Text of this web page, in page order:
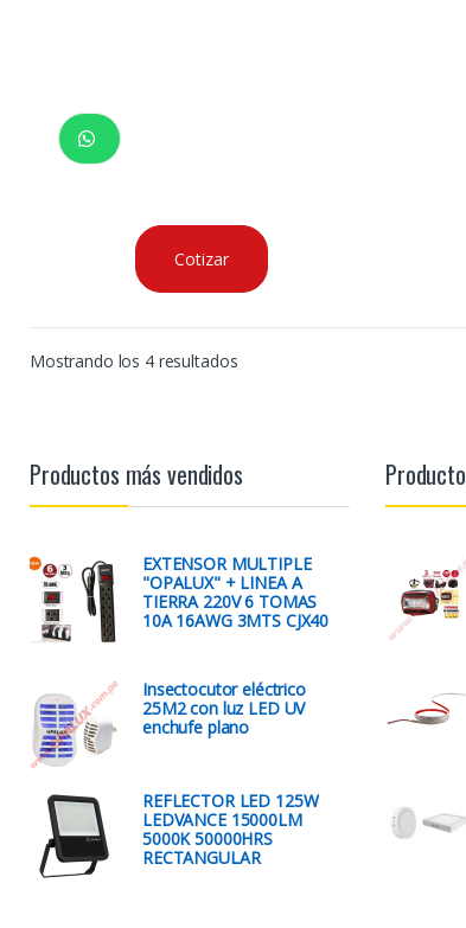
Cotizar
Mostrando los 4 resultados
Productos más vendidos
EXTENSOR MULTIPLE
"OPALUX" + LINEA A
TIERRA 220V 6 TOMAS
10A 16AWG 3MTS CJX40
Insectocutor eléctrico
25M2 con luz LED UV
enchufe plano
REFLECTOR LED 125W
LEDVANCE 15000LM
5000K 50000HRS
RECTANGULAR